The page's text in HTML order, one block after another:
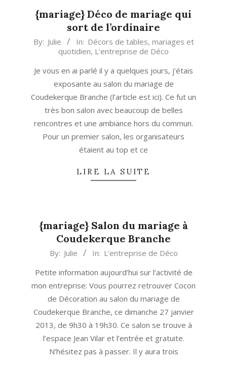
{mariage} Déco de mariage qui
sort de l’ordinaire
2013-
02
By: Julie In: Décors de tables, mariages et
quotidien, L'entreprise de Déco
Je vous en ai parlé il y a quelques jours, j’étais
exposante au salon du mariage de
Coudekerque Branche (l’article est ici). Ce fut un
très bon salon avec beaucoup de belles
rencontres et une ambiance hors du commun.
Pour un premier salon, les organisateurs
étaient au top et ce
LIRE LA SUITE
{mariage} Salon du mariage à
Coudekerque Branche
2013-
23
By: Julie In: L'entreprise de Déco
Petite information aujourd’hui sur l’activité de
mon entreprise: Vous pourrez retrouver Cocon
de Décoration au salon du mariage de
Coudekerque Branche, ce dimanche 27 janvier
2013, de 9h30 à 19h30. Ce salon se trouve à
l’espace Jean Vilar et l’entrée et gratuite.
N’hésitez pas à passer. Il y aura trois